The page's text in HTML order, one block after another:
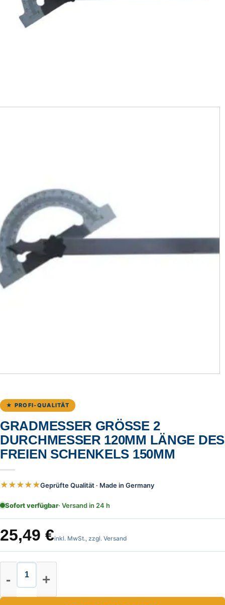
★ PROFI-QUALITÄT
GRADMESSER GRÖSSE 2 D
URCHMESSER 120MM LÄNGE DES F
REIEN SCHENKELS 150MM
★★★★★Geprüfte Qualität · Made in Germany
Sofort verfügbar· Versand in 24 h
25,49 €inkl. MwSt., zzgl. Versand
Gradmesser Größe 2